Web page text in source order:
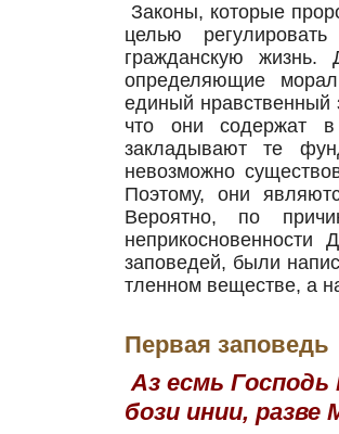
Законы, которые
целью
гражданскую жизнь.
определяющие
единый нравственный
что они содержат в
закладывают те
невозможно
Поэтому, они
Вероятно, по
неприкосновенности
заповедей, были
тленном веществе, а
Первая заповедь
Аз есмь
бози инии, разве